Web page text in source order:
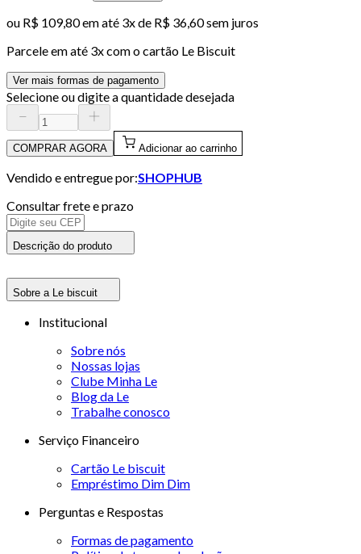
ou R$ 109,80em até 3x de R$ 36,60 sem juros
Parcele em até 3x com o cartão Le Biscuit
Ver mais formas de pagamento
Selecione ou digite a quantidade desejada
COMPRAR AGORA Adicionar ao carrinho
Vendido e entregue por:SHOPHUB
Consultar frete e prazo
Descrição do produto
Sobre a Le biscuit
Institucional
Sobre nós
Nossas lojas
Clube Minha Le
Blog da Le
Trabalhe conosco
Serviço Financeiro
Cartão Le biscuit
Empréstimo Dim Dim
Perguntas e Respostas
Formas de pagamento